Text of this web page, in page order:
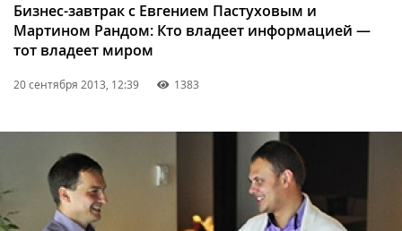
Бизнес-завтрак с Евгением Пастуховым и
Мартином Рандом: Кто владеет информацией —
тот владеет миром
20 сентября 2013, 12:39 1383